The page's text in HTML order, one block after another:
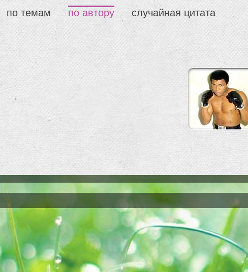
по темам по автору случайная цитата